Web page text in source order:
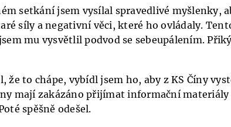
setkání jsem vysílal spravedlivé myšlenky,
síly a negativní věci, které ho ovládaly.
mu vysvětlil podvod se sebeupálením.
že to chápe, vybídl jsem ho, aby z KS Číny
mají zakázáno přijímat informační materiály
spěšně odešel.